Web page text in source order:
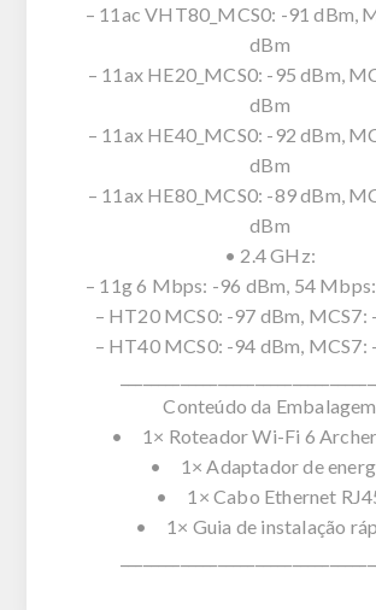
– 11ac VHT80_MCS0: -91 dBm,
dBm
– 11ax HE20_MCS0: -95 dBm,
dBm
– 11ax HE40_MCS0: -92 dBm,
dBm
– 11ax HE80_MCS0: -89 dBm,
dBm
• 2.4 GHz:
– 11g 6 Mbps: -96 dBm, 54
– HT20 MCS0: -97 dBm, MCS7:
– HT40 MCS0: -94 dBm, MCS7:
Conteúdo da Embalagem
• 1× Roteador Wi-Fi 6
• 1× Adaptador de
• 1× Cabo Ethernet
• 1× Guia de instalação